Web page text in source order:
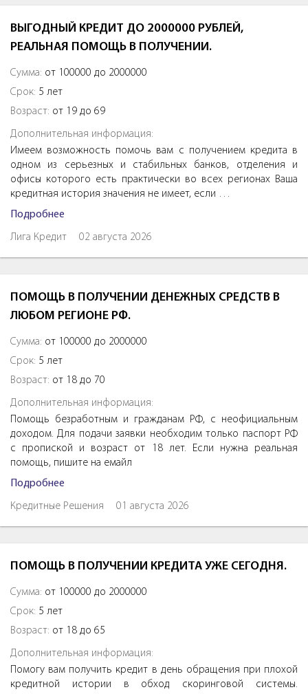
ВЫГОДНЫЙ КРЕДИТ ДО 2000000 РУБЛЕЙ,
РЕАЛЬНАЯ ПОМОЩЬ В ПОЛУЧЕНИИ.
Сумма: от 100000 до 2000000
Срок: 5 лет
Возраст: от 19 до 69
Дополнительная информация:
Имеем возможность помочь вам с получением кредита в
одном из серьезных и стабильных банков, отделения и
офисы которого есть практически во всех регионах Ваша
кредитная история значения не имеет, если …
Подробнее
Лига Кредит 02 августа 2026
ПОМОЩЬ В ПОЛУЧЕНИИ ДЕНЕЖНЫХ СРЕДСТВ В
ЛЮБОМ РЕГИОНЕ РФ.
Сумма: от 100000 до 2000000
Срок: 5 лет
Возраст: от 18 до 70
Дополнительная информация:
Помощь безработным и гражданам РФ, с неофициальным
доходом. Для подачи заявки необходим только паспорт РФ
с пропиской и возраст от 18 лет. Если нужна реальная
помощь, пишите на емайл
Подробнее
Кредитные Решения 01 августа 2026
ПОМОЩЬ В ПОЛУЧЕНИИ КРЕДИТА УЖЕ СЕГОДНЯ.
Сумма: от 100000 до 2000000
Срок: 5 лет
Возраст: от 18 до 65
Дополнительная информация:
Помогу вам получить кредит в день обращения при плохой
кредитной истории в обход скоринговой системы.